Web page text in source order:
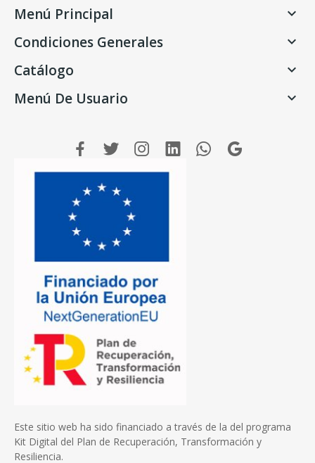
Menú Principal 
Condiciones Generales 
Catálogo 
Menú De Usuario 
Este sitio web ha sido financiado a través de la del programa
Kit Digital del Plan de Recuperación, Transformación y
Resiliencia.